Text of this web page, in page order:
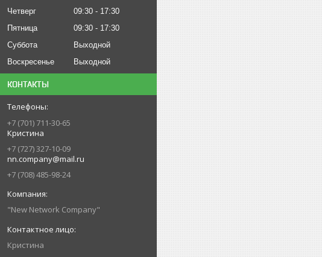
Четверг
09:30
17:30
Пятница
09:30
17:30
Суббота
Выходной
Воскресенье
Выходной
КОНТАКТЫ
+7 (701) 711-30-65
Кристина
+7 (727) 327-10-09
nn.company@mail.ru
+7 (708) 485-98-24
"New Network Company"
Кристина